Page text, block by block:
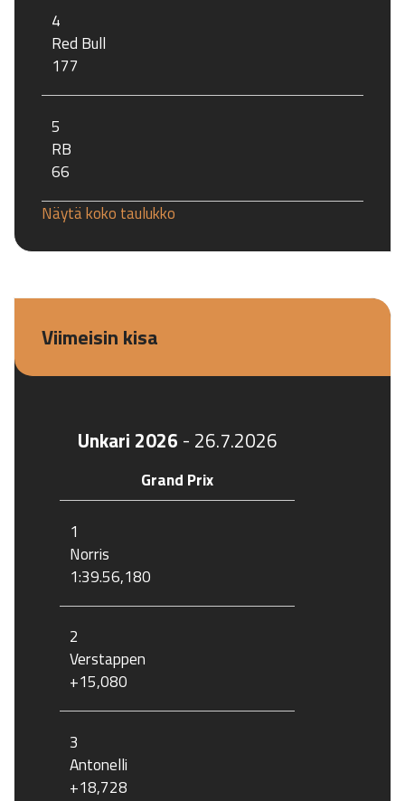
4
Red Bull
177
5
RB
66
Näytä koko taulukko
Viimeisin kisa
Unkari 2026 - 26.7.2026
Grand Prix
1
Norris
1:39.56,180
2
Verstappen
+15,080
3
Antonelli
+18,728